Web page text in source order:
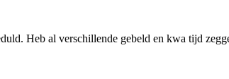
Heb al verschillende gebeld en kwa tijd